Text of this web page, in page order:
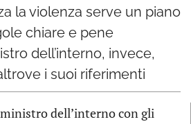
la violenza serve un piano
chiare e pene
dell’interno, invece,
i suoi riferimenti
dell’interno con gli